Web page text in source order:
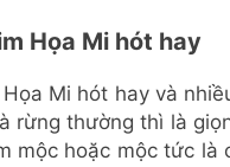
Họa Mi hót hay
Mi hót hay và
rừng thường thì là
mộc hoặc mộc tức